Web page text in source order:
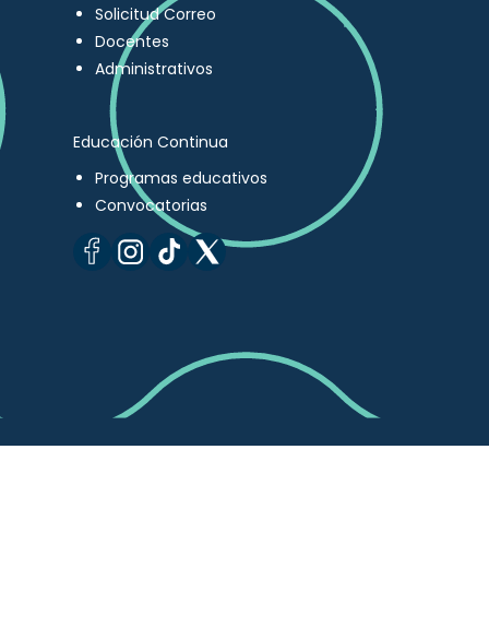
Solicitud Correo
Docentes
Administrativos
Educación Continua
Programas educativos
Convocatorias